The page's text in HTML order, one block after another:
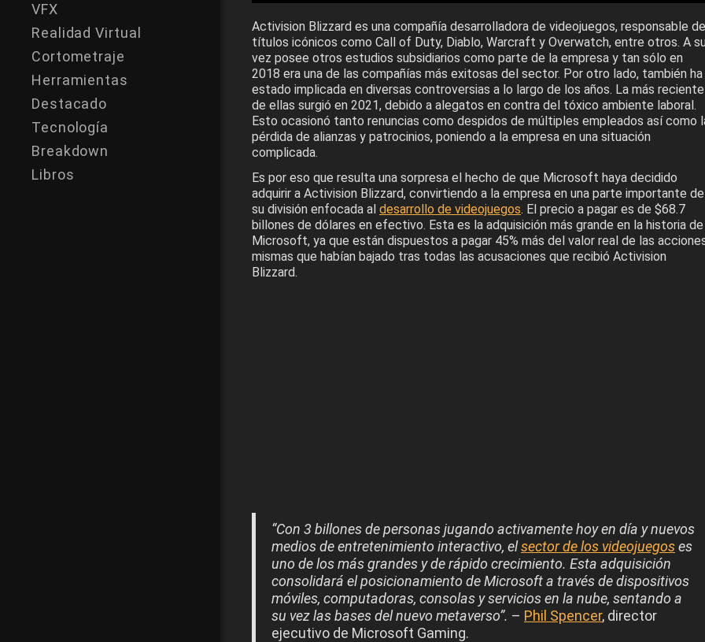
VFX
Realidad Virtual
Cortometraje
Herramientas
Destacado
Tecnología
Breakdown
Libros
Activision Blizzard es una compañía desarrolladora de videojuegos, responsable de
títulos icónicos como Call of Duty, Diablo, Warcraft y Overwatch, entre otros. A
vez posee otros estudios subsidiarios como parte de la empresa y tan sólo en
2018 era una de las compañías más exitosas del sector. Por otro lado, también ha
estado implicada en diversas controversias a lo largo de los años. La más reciente
de ellas surgió en 2021, debido a alegatos en contra del tóxico ambiente laboral.
Esto ocasionó tanto renuncias como despidos de múltiples empleados así como
pérdida de alianzas y patrocinios, poniendo a la empresa en una situación
complicada.
Es por eso que resulta una sorpresa el hecho de que Microsoft haya decidido
adquirir a Activision Blizzard, convirtiendo a la empresa en una parte importante de
su división enfocada al desarrollo de videojuegos. El precio a pagar es de $68.7
billones de dólares en efectivo. Esta es la adquisición más grande en la historia de
Microsoft, ya que están dispuestos a pagar 45% más del valor real de las
mismas que habían bajado tras todas las acusaciones que recibió Activision
Blizzard.
“Con 3 billones de personas jugando activamente hoy en día y nuevos
medios de entretenimiento interactivo, elsector de los videojuegoses
uno de los más grandes y de rápido crecimiento. Esta adquisición
consolidará el posicionamiento de Microsoft a través de dispositivos
móviles, computadoras, consolas y servicios en la nube, sentando a
su vez las bases del nuevo metaverso”. – Phil Spencer, director
ejecutivo de Microsoft Gaming.